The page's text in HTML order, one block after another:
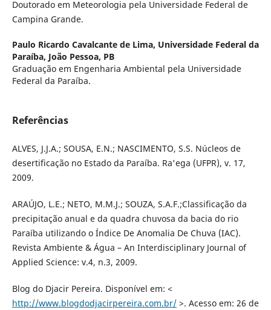
Doutorado em Meteorologia pela Universidade Federal de
Campina Grande.
Paulo Ricardo Cavalcante de Lima, Universidade Federal da
Paraíba, João Pessoa, PB
Graduação em Engenharia Ambiental pela Universidade
Federal da Paraíba.
Referências
ALVES, J.J.A.; SOUSA, E.N.; NASCIMENTO, S.S. Núcleos de
desertificação no Estado da Paraíba. Ra'ega (UFPR), v. 17,
2009.
ARAÚJO, L.E.; NETO, M.M.J.; SOUZA, S.A.F.;Classificação da
precipitação anual e da quadra chuvosa da bacia do rio
Paraíba utilizando o Índice De Anomalia De Chuva (IAC).
Revista Ambiente & Água – An Interdisciplinary Journal of
Applied Science: v.4, n.3, 2009.
Blog do Djacir Pereira. Disponível em: <
http://www.blogdodjacirpereira.com.br/>. Acesso em: 26 de